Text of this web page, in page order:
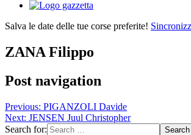
Salva le date delle tue corse preferite!
ZANA Filippo
Post navigation
Previous: PIGANZOLI Davide
Next: JENSEN Juul Christopher
Search for: